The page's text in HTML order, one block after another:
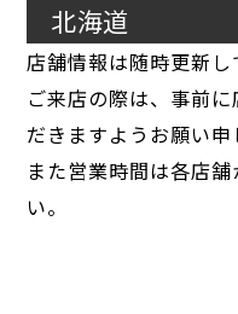
北海道
店舗情報は随時更新し
ご来店の際は、事前
だきますようお願い申
また営業時間は各店
い。